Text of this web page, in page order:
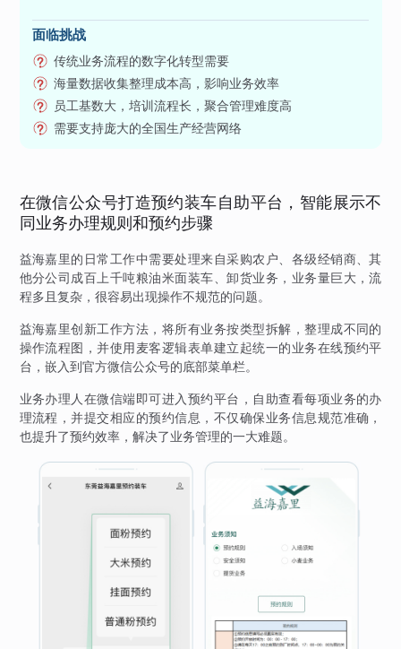
面临挑战
传统业务流程的数字化转型需要
海量数据收集整理成本高，影响业务效率
员工基数大，培训流程长，聚合管理难度高
需要支持庞大的全国生产经营网络
在微信公众号打造预约装车自助平台，智能展示不
同业务办理规则和预约步骤
益海嘉里的日常工作中需要处理来自采购农户、各级经销商、其
他分公司成百上千吨粮油米面装车、卸货业务，业务量巨大，流
程多且复杂，很容易出现操作不规范的问题。
益海嘉里创新工作方法，将所有业务按类型拆解，整理成不同的
操作流程图，并使用麦客逻辑表单建立起统一的业务在线预约平
台，嵌入到官方微信公众号的底部菜单栏。
业务办理人在微信端即可进入预约平台，自助查看每项业务的办
理流程，并提交相应的预约信息，不仅确保业务信息规范准确，
也提升了预约效率，解决了业务管理的一大难题。